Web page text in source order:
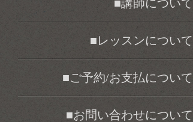
■講師について
■レッスンについて
■ご予約/お支払について
■お問い合わせについて